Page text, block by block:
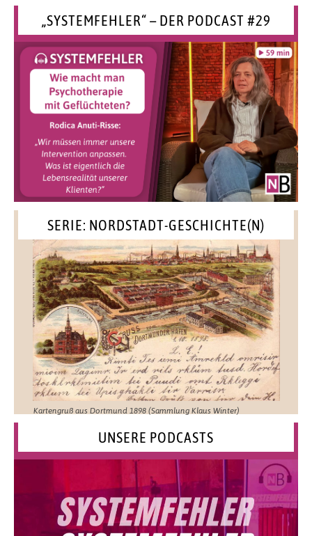
„SYSTEMFEHLER“ – DER PODCAST #29
SERIE: NORDSTADT-GESCHICHTE(N)
Kartengruß aus Dortmund 1898 (Sammlung Klaus Winter)
UNSERE PODCASTS